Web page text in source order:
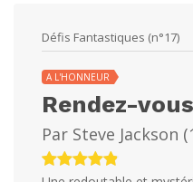
Défis Fantastiques (n°17)
A L'HONNEUR
Rendez-
Par Steve Jackson (